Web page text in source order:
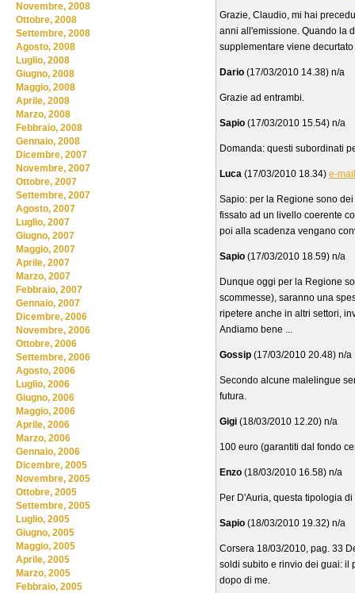
Grazie, Claudio, mi hai
anni all'emissione. Quando la
supplementare viene
Dario (17/03/2010 14.38) n/a
Grazie ad entrambi.
Sapio (17/03/2010 15.54) n/a
Domanda: questi subordinati
Luca (17/03/2010 18.34) e-mail
Sapio: per la Regione sono
fissato ad un livello coerente
poi alla scadenza vengano
Sapio (17/03/2010 18.59) n/a
Dunque oggi per la Regione
scommesse), saranno una
ripetere anche in altri settori,
Andiamo bene ...
Gossip (17/03/2010 20.48) n/a
Secondo alcune malelingue
futura.
Gigi (18/03/2010 12.20) n/a
100 euro (garantiti dal fondo
Enzo (18/03/2010 16.58) n/a
Per D'Auria, questa tipologia
Sapio (18/03/2010 19.32) n/a
Corsera 18/03/2010, pag. 33
soldi subito e rinvio dei guai: il
dopo di me.
Novembre, 2008
Ottobre, 2008
Settembre, 2008
Agosto, 2008
Luglio, 2008
Giugno, 2008
Maggio, 2008
Aprile, 2008
Marzo, 2008
Febbraio, 2008
Gennaio, 2008
Dicembre, 2007
Novembre, 2007
Ottobre, 2007
Settembre, 2007
Agosto, 2007
Luglio, 2007
Giugno, 2007
Maggio, 2007
Aprile, 2007
Marzo, 2007
Febbraio, 2007
Gennaio, 2007
Dicembre, 2006
Novembre, 2006
Ottobre, 2006
Settembre, 2006
Agosto, 2006
Luglio, 2006
Giugno, 2006
Maggio, 2006
Aprile, 2006
Marzo, 2006
Gennaio, 2006
Dicembre, 2005
Novembre, 2005
Ottobre, 2005
Settembre, 2005
Luglio, 2005
Giugno, 2005
Maggio, 2005
Aprile, 2005
Marzo, 2005
Febbraio, 2005